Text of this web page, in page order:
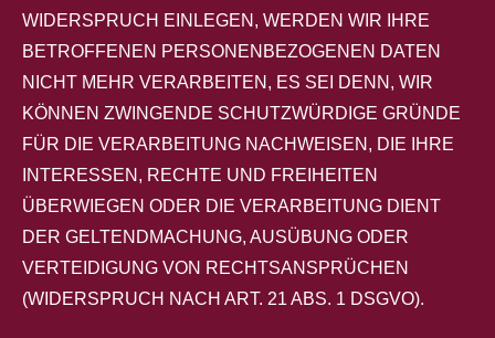
WIDERSPRUCH EINLEGEN, WERDEN WIR IHRE
BETROFFENEN PERSONENBEZOGENEN DATEN
NICHT MEHR VERARBEITEN, ES SEI DENN, WIR
KÖNNEN ZWINGENDE SCHUTZWÜRDIGE GRÜNDE
FÜR DIE VERARBEITUNG NACHWEISEN, DIE IHRE
INTERESSEN, RECHTE UND FREIHEITEN
ÜBERWIEGEN ODER DIE VERARBEITUNG DIENT
DER GELTENDMACHUNG, AUSÜBUNG ODER
VERTEIDIGUNG VON RECHTSANSPRÜCHEN
(WIDERSPRUCH NACH ART. 21 ABS. 1 DSGVO).